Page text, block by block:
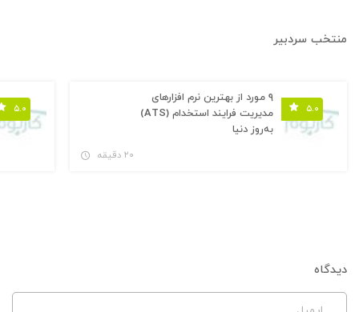
منتخب سردبیر
۵.۰
۹ مورد از بهترین نرم افزارهای
مدیریت فرایند استخدام (ATS)
به‌روز دنیا
۲۰ دقیقه
۵.۰
دیدگاه